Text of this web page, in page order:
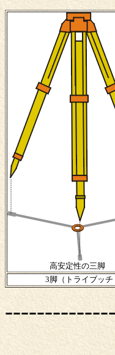
高安定性の三脚
3脚（トライブッチ